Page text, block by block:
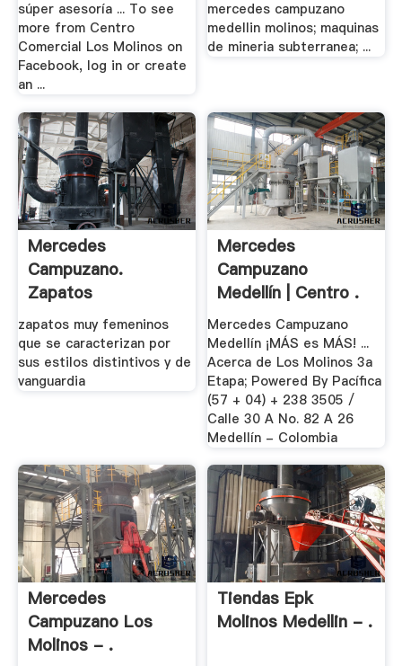
súper asesoría ... To see
more from Centro
Comercial Los Molinos on
Facebook, log in or create
an ...
mercedes campuzano
medellin molinos; maquinas
de mineria subterranea; ...
Mercedes
Campuzano.
Zapatos
zapatos muy femeninos
que se caracterizan por
sus estilos distintivos y de
vanguardia
Mercedes
Campuzano
Medellín | Centro .
Mercedes Campuzano
Medellín ¡MÁS es MÁS! ...
Acerca de Los Molinos 3a
Etapa; Powered By Pacífica
(57 + 04) + 238 3505 /
Calle 30 A No. 82 A 26
Medellín - Colombia
Mercedes
Campuzano Los
Molinos - .
Tiendas Epk
Molinos Medellin - .